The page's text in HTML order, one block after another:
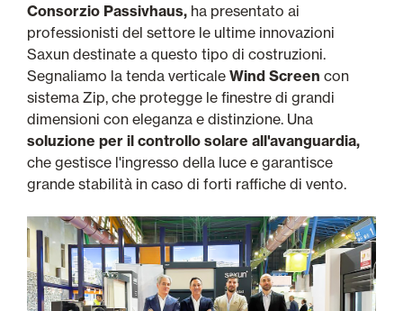
Consorzio Passivhaus, ha presentato ai
professionisti del settore le ultime innovazioni
Saxun destinate a questo tipo di costruzioni.
Segnaliamo la tenda verticale Wind Screen con
sistema Zip, che protegge le finestre di grandi
dimensioni con eleganza e distinzione. Una
soluzione per il controllo solare all'avanguardia,
che gestisce l'ingresso della luce e garantisce
grande stabilità in caso di forti raffiche di vento.